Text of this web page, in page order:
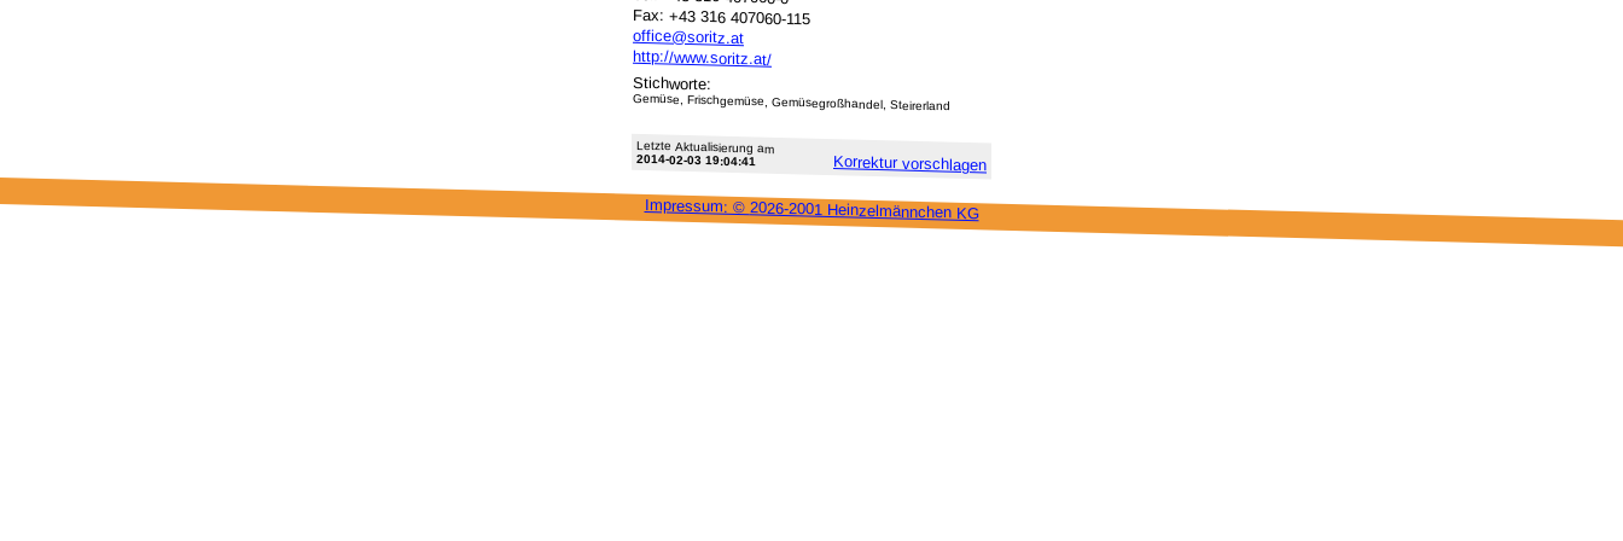
Fax: +43 316 407060-115
office@soritz.at
http://www.soritz.at/
Stichworte:
Gemüse, Frischgemüse, Gemüsegroßhandel, Steirerland
Letzte Aktu­alisie­rung am
2014-02-03 19:04:41 Korrektur vor­schlagen
Impressum: © 2026-2001 Heinzel­männchen KG